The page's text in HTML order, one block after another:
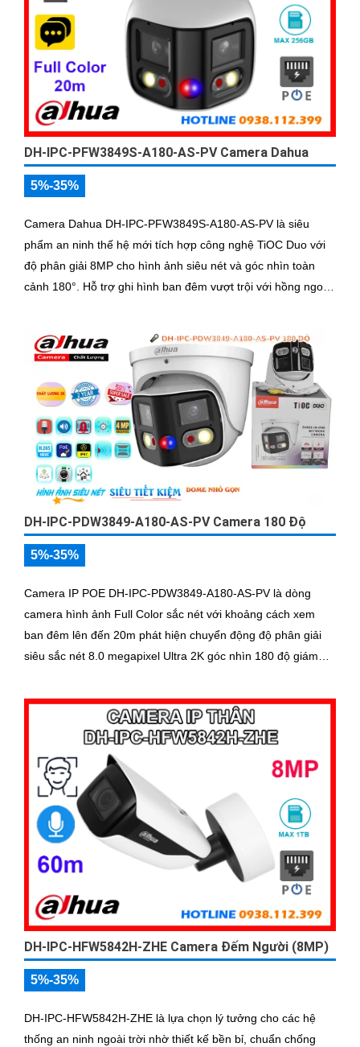
DH-IPC-PFW3849S-A180-AS-PV Camera Dahua
5%-35%
Camera Dahua DH-IPC-PFW3849S-A180-AS-PV là siêu
phẩm an ninh thế hệ mới tích hợp công nghệ TiOC Duo với
độ phân giải 8MP cho hình ảnh siêu nét và góc nhìn toàn
cảnh 180°. Hỗ trợ ghi hình ban đêm vượt trội với hồng ngoại
kế chuẩn IP67 chống bụi nước, cấp nguồn POE
DH-IPC-PDW3849-A180-AS-PV Camera 180 Độ
5%-35%
Camera IP POE DH-IPC-PDW3849-A180-AS-PV là dòng
camera hình ảnh Full Color sắc nét với khoảng cách xem
ban đêm lên đến 20m phát hiện chuyển động độ phân giải
siêu sắc nét 8.0 megapixel Ultra 2K góc nhìn 180 độ giám
DH-IPC-HFW5842H-ZHE Camera Đếm Người (8MP)
5%-35%
DH-IPC-HFW5842H-ZHE là lựa chọn lý tưởng cho các hệ
thống an ninh ngoài trời nhờ thiết kế bền bỉ, chuẩn chống